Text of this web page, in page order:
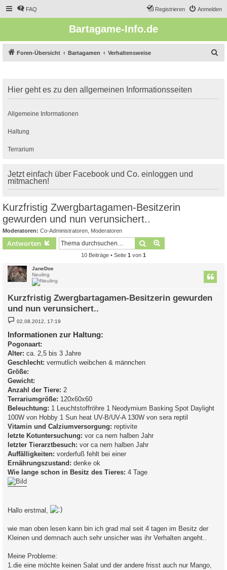
FAQ Anmelden
Registrieren
Bartagame-Info.de
Foren-Übersicht Bartagamen Verhaltensweise
e
Hier geht es zu den allgemeinen Informationsseiten
Allgemeine Informationen
Haltung
Terrarium
Jetzt einfach über Facebook und Co. einloggen und
mitmachen!
Kurzfristig Zwergbartagamen-Besitzerin
gewurden und nun verunsichert..
Moderatoren: Co-Administratoren Moderatoren
Antworten Suche
10 Beiträge • Seite 1 von 1
JaneDoe
Neuling
Kurzfristig Zwergbartagamen-Besitzerin gewurden
und nun verunsichert..
B
e
i
t
r
a
g
02.08.2012, 17:19
Informationen zur Haltung:
Pogonaart:
Alter: ca. 2,5 bis 3 Jahre
Geschlecht: vermutlich weibchen & männchen
Größe:
Gewicht:
Anzahl der Tiere: 2
Terrariumgröße: 120x60x60
Beleuchtung: 1 Leuchtstoffröhre 1 Neodymium Basking Spot Daylight
100W von Hobby 1 Sun heat UV-B/UV-A 130W von sera reptil
Vitamin und Calziumversorgung: reptivite
letzte Kotuntersuchung: vor ca nem halben Jahr
letzter Tierarztbesuch: vor ca nem halben Jahr
Auffälligkeiten: vorderfuß fehlt bei einer
Ernährungszustand: denke ok
Wie lange schon in Besitz des Tieres: 4 Tage
Hallo erstmal,
wie man oben lesen kann bin ich grad mal seit 4 tagen im Besitz der
Kleinen und demnach auch sehr unsicher was ihr Verhalten angeht..
Meine Probleme:
1.die eine möchte keinen Salat und der andere frisst auch nur Mango,